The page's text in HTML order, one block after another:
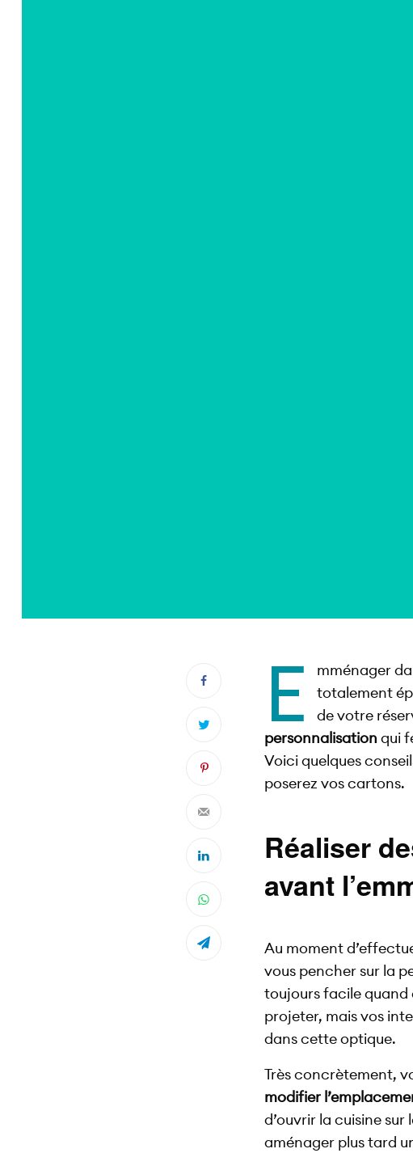
E
mménager
totalement
de votre
personnalisation qui
Voici quelques
poserez vos cartons.
Réaliser
avant
Au moment
vous pencher sur la
toujours facile quand
projeter, mais vos
dans cette optique.
Très concrètement,
modifier
d’ouvrir la cuisine
aménager plus tard